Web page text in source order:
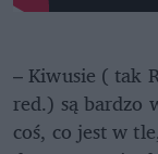
– Kiwusie ( tak
red.) są bardzo
coś, co jest w